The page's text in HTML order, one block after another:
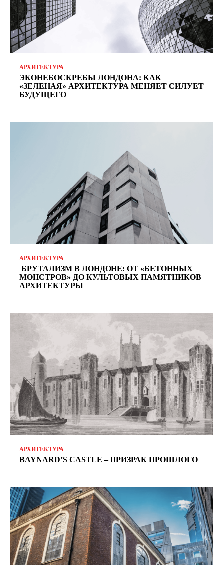
АРХИТЕКТУРА
ЭКОНЕБОСКРЕБЫ ЛОНДОНА: КАК
«ЗЕЛЕНАЯ» АРХИТЕКТУРА МЕНЯЕТ СИЛУЕТ
БУДУЩЕГО
АРХИТЕКТУРА
БРУТАЛИЗМ В ЛОНДОНЕ: ОТ «БЕТОННЫХ
МОНСТРОВ» ДО КУЛЬТОВЫХ ПАМЯТНИКОВ
АРХИТЕКТУРЫ
АРХИТЕКТУРА
BAYNARD’S CASTLE – ПРИЗРАК ПРОШЛОГО